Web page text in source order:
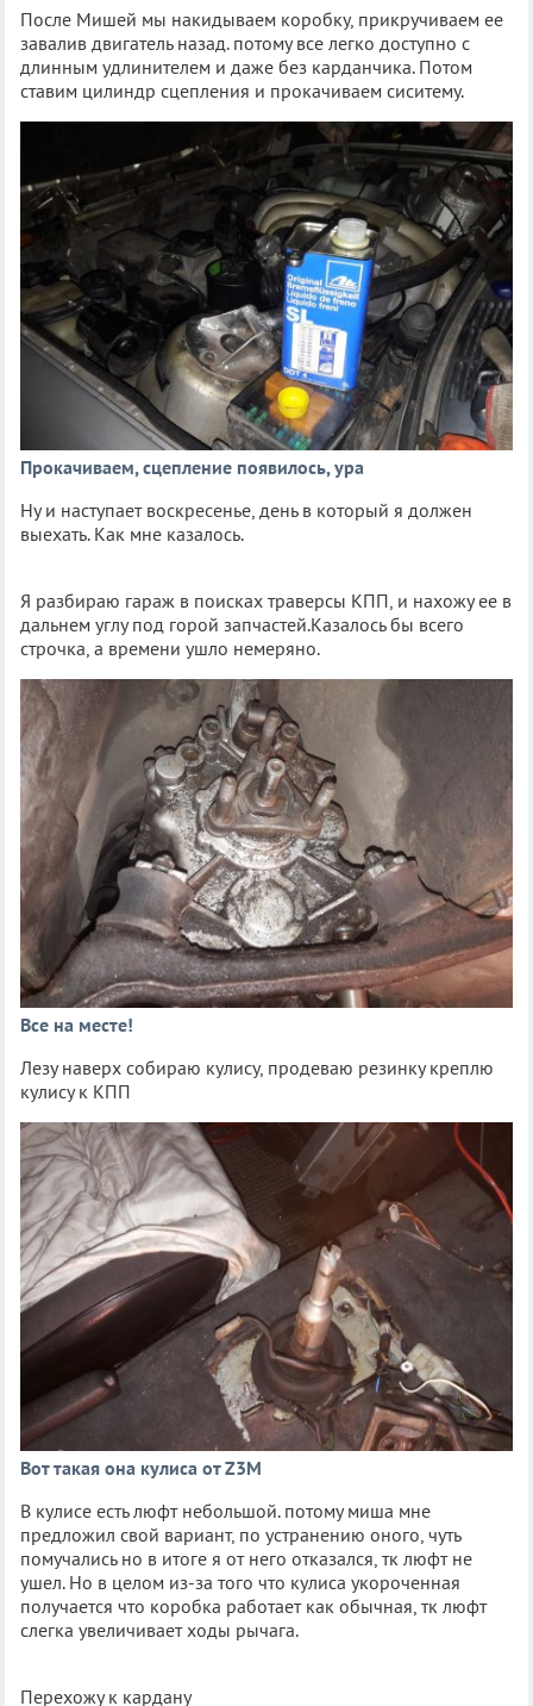
После Мишей мы накидываем коробку, прикручиваем ее
завалив двигатель назад. потому все легко доступно с
длинным удлинителем и даже без карданчика. Потом
ставим цилиндр сцепления и прокачиваем сиситему.
Прокачиваем, сцепление появилось, ура
Ну и наступает воскресенье, день в который я должен
выехать. Как мне казалось.
Я разбираю гараж в поисках траверсы КПП, и нахожу ее в
дальнем углу под горой запчастей.Казалось бы всего
строчка, а времени ушло немеряно.
Все на месте!
Лезу наверх собираю кулису, продеваю резинку креплю
кулису к КПП
Вот такая она кулиса от Z3M
В кулисе есть люфт небольшой. потому миша мне
предложил свой вариант, по устранению оного, чуть
помучались но в итоге я от него отказался, тк люфт не
ушел. Но в целом из-за того что кулиса укороченная
получается что коробка работает как обычная, тк люфт
слегка увеличивает ходы рычага.
Перехожу к кардану